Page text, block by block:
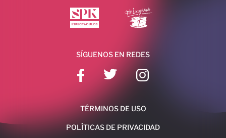
SÍGUENOS EN REDES
TÉRMINOS DE USO
POLÍTICAS DE PRIVACIDAD